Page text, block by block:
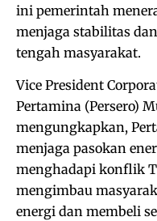
ini pemerintah
menjaga stabilitas
tengah masyarakat.
Vice President
Pertamina (Persero)
mengungkapkan,
menjaga pasokan
menghadapi konflik
mengimbau
energi dan membeli